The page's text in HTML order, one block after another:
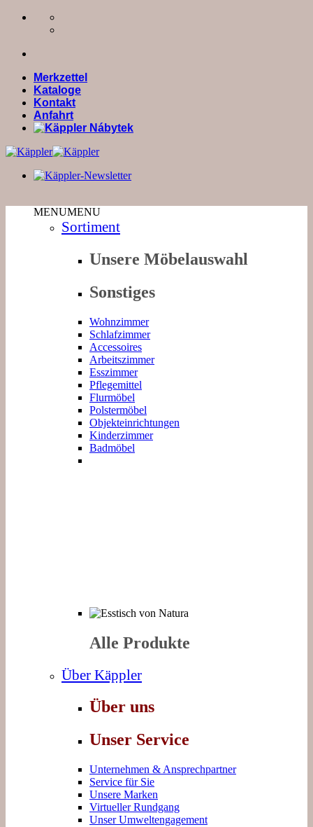
Zum
Merkzettel
Kataloge
Kontakt
Anfahrt
MENUMENU
Sortiment
Unsere Möbelauswahl
Sonstiges
Wohnzimmer
Schlafzimmer
Accessoires
Arbeitszimmer
Esszimmer
Pflegemittel
Flurmöbel
Polstermöbel
Objekteinrichtungen
Kinderzimmer
Badmöbel
Alle Produkte
Über Käppler
Über uns
Unser Service
Unternehmen & Ansprechpartner
Service für Sie
Unsere Marken
Virtueller Rundgang
Unser Umweltengagement